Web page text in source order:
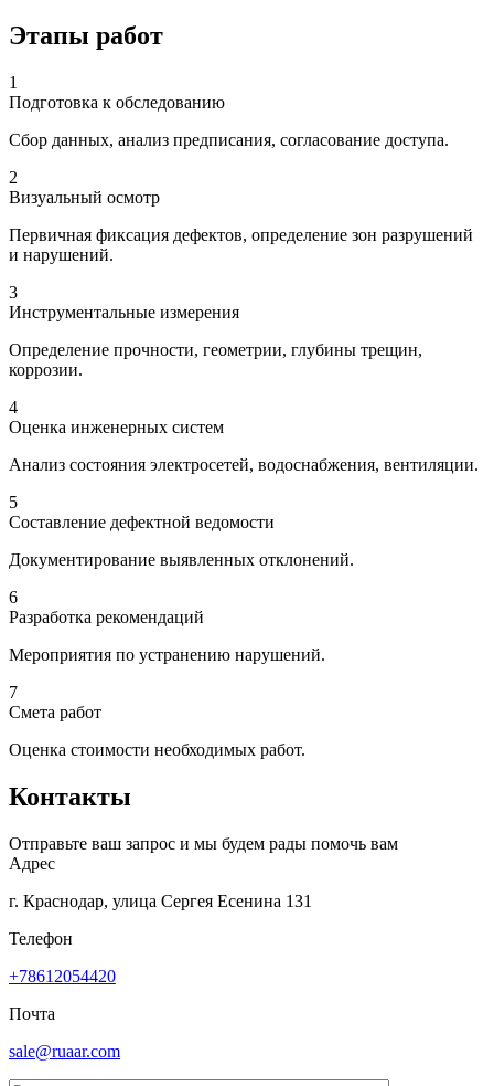
Этапы работ
1
Подготовка к обследованию
Сбор данных, анализ предписания, согласование доступа.
2
Визуальный осмотр
Первичная фиксация дефектов, определение зон разрушений
и нарушений.
3
Инструментальные измерения
Определение прочности, геометрии, глубины трещин,
коррозии.
4
Оценка инженерных систем
Анализ состояния электросетей, водоснабжения, вентиляции.
5
Составление дефектной ведомости
Документирование выявленных отклонений.
6
Разработка рекомендаций
Мероприятия по устранению нарушений.
7
Смета работ
Оценка стоимости необходимых работ.
Контакты
Отправьте ваш запрос и мы будем рады помочь вам
Адрес
г. Краснодар, улица Сергея Есенина 131
Телефон
+78612054420
Почта
sale@ruaar.com